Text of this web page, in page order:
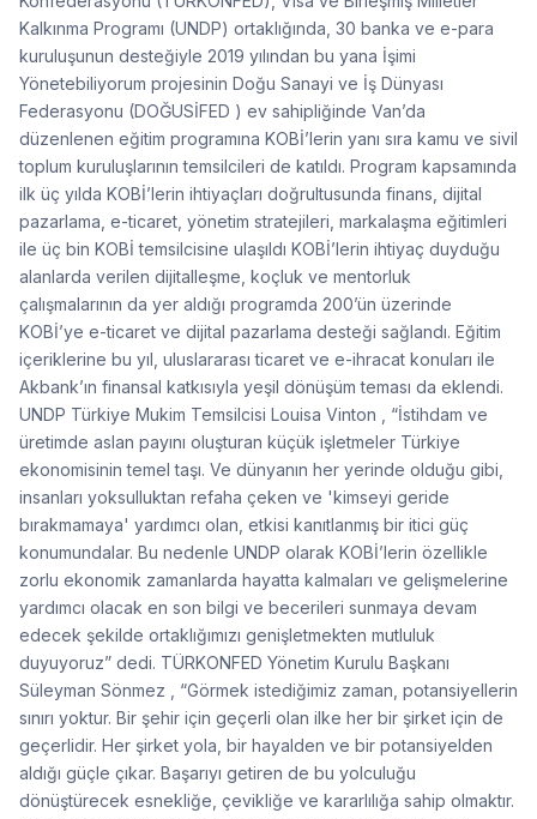
Kalkınma Programı (UNDP) ortaklığında, 30 banka ve e-para
kuruluşunun desteğiyle 2019 yılından bu yana İşimi
Yönetebiliyorum projesinin Doğu Sanayi ve İş Dünyası
Federasyonu (DOĞUSİFED ) ev sahipliğinde Van’da
düzenlenen eğitim programına KOBİ’lerin yanı sıra kamu ve sivil
toplum kuruluşlarının temsilcileri de katıldı. Program kapsamında
ilk üç yılda KOBİ’lerin ihtiyaçları doğrultusunda finans, dijital
pazarlama, e-ticaret, yönetim stratejileri, markalaşma eğitimleri
ile üç bin KOBİ temsilcisine ulaşıldı KOBİ’lerin ihtiyaç duyduğu
alanlarda verilen dijitalleşme, koçluk ve mentorluk
çalışmalarının da yer aldığı programda 200’ün üzerinde
KOBİ’ye e-ticaret ve dijital pazarlama desteği sağlandı. Eğitim
içeriklerine bu yıl, uluslararası ticaret ve e-ihracat konuları ile
Akbank’ın finansal katkısıyla yeşil dönüşüm teması da eklendi.
UNDP Türkiye Mukim Temsilcisi Louisa Vinton , “İstihdam ve
üretimde aslan payını oluşturan küçük işletmeler Türkiye
ekonomisinin temel taşı. Ve dünyanın her yerinde olduğu gibi,
insanları yoksulluktan refaha çeken ve 'kimseyi geride
bırakmamaya' yardımcı olan, etkisi kanıtlanmış bir itici güç
konumundalar. Bu nedenle UNDP olarak KOBİ’lerin özellikle
zorlu ekonomik zamanlarda hayatta kalmaları ve gelişmelerine
yardımcı olacak en son bilgi ve becerileri sunmaya devam
edecek şekilde ortaklığımızı genişletmekten mutluluk
duyuyoruz” dedi. TÜRKONFED Yönetim Kurulu Başkanı
Süleyman Sönmez , “Görmek istediğimiz zaman, potansiyellerin
sınırı yoktur. Bir şehir için geçerli olan ilke her bir şirket için de
geçerlidir. Her şirket yola, bir hayalden ve bir potansiyelden
aldığı güçle çıkar. Başarıyı getiren de bu yolculuğu
dönüştürecek esnekliğe, çevikliğe ve kararlılığa sahip olmaktır.